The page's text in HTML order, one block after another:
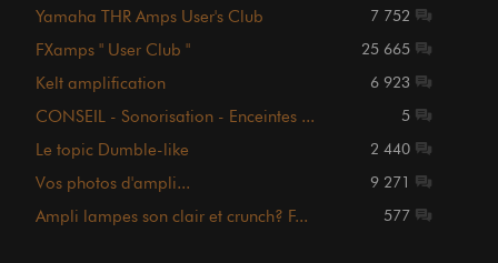
Yamaha THR Amps User's Club 7 752
FXamps " User Club " 25 665
Kelt amplification 6 923
CONSEIL - Sonorisation - Enceintes ... 5
Le topic Dumble-like 2 440
Vos photos d'ampli... 9 271
Ampli lampes son clair et crunch? F... 577